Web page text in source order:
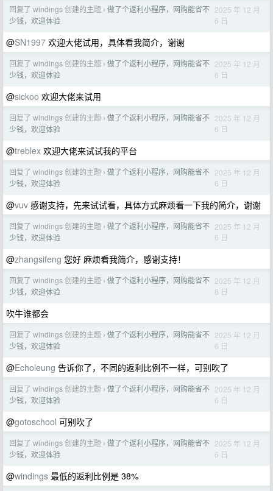
回复了 windings 创建的主题 › 做了个返利小程序，网购能省不
少钱，欢迎体验
2025 年 12 月
6 日
@SN1997 欢迎大佬试用，具体看我简介，谢谢
回复了 windings 创建的主题 › 做了个返利小程序，网购能省不
少钱，欢迎体验
2025 年 12 月
6 日
@sickoo 欢迎大佬来试用
回复了 windings 创建的主题 › 做了个返利小程序，网购能省不
少钱，欢迎体验
2025 年 12 月
6 日
@treblex 欢迎大佬来试试我的平台
回复了 windings 创建的主题 › 做了个返利小程序，网购能省不
少钱，欢迎体验
2025 年 12 月
6 日
@vuv 感谢支持，先来试试看，具体方式麻烦看一下我的简介，谢谢
回复了 windings 创建的主题 › 做了个返利小程序，网购能省不
少钱，欢迎体验
2025 年 12 月
6 日
@zhangsifeng 您好 麻烦看我简介，感谢支持！
回复了 windings 创建的主题 › 做了个返利小程序，网购能省不
少钱，欢迎体验
2025 年 12 月
6 日
吹牛谁都会
回复了 windings 创建的主题 › 做了个返利小程序，网购能省不
少钱，欢迎体验
2025 年 12 月
6 日
@Echoleung 告诉你了，不同的返利比例不一样，可别吹了
回复了 windings 创建的主题 › 做了个返利小程序，网购能省不
少钱，欢迎体验
2025 年 12 月
6 日
@gotoschool 可别吹了
回复了 windings 创建的主题 › 做了个返利小程序，网购能省不
少钱，欢迎体验
2025 年 12 月
6 日
@windings 最低的返利比例是 38%